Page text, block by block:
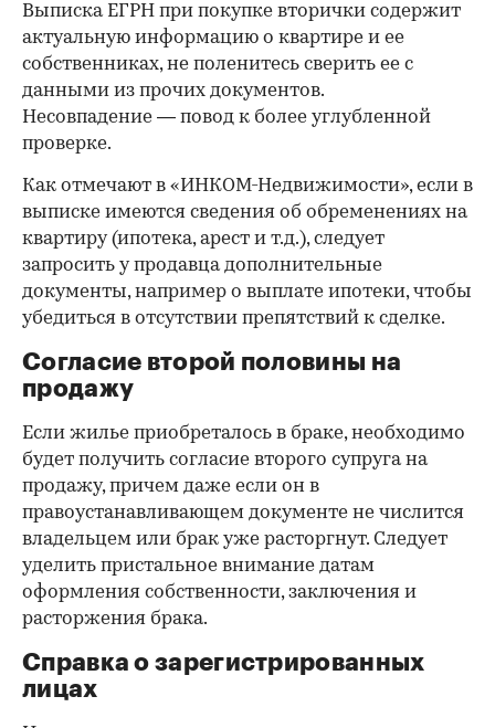
Выписка ЕГРН при покупке вторички содержит
актуальную информацию о квартире и ее
собственниках, не поленитесь сверить ее с
данными из прочих документов.
Несовпадение — повод к более углубленной
проверке.
Как отмечают в «ИНКОМ-Недвижимости», если в
выписке имеются сведения об обременениях на
квартиру (ипотека, арест и т.д.), следует
запросить у продавца дополнительные
документы, например о выплате ипотеки, чтобы
убедиться в отсутствии препятствий к сделке.
Согласие второй половины на
продажу
Если жилье приобреталось в браке, необходимо
будет получить согласие второго супруга на
продажу, причем даже если он в
правоустанавливающем документе не числится
владельцем или брак уже расторгнут. Следует
уделить пристальное внимание датам
оформления собственности, заключения и
расторжения брака.
Справка о зарегистрированных
лицах